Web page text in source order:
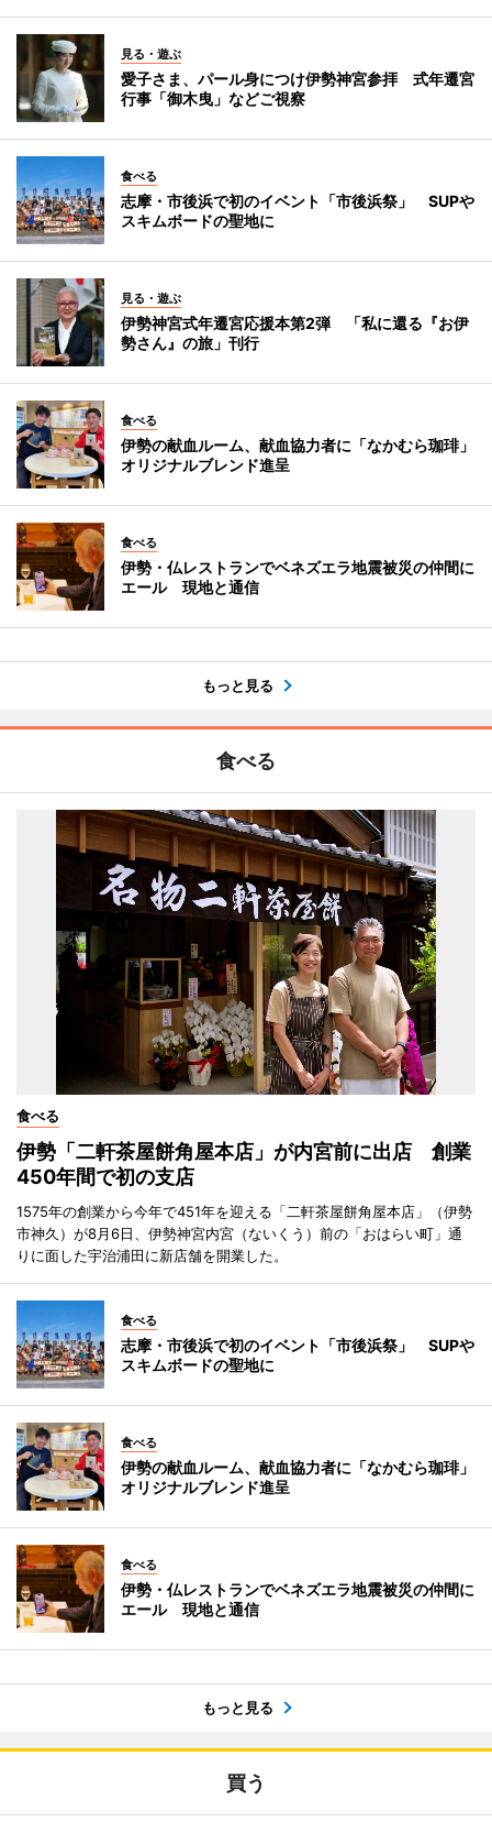
見る・遊ぶ
愛子さま、パール身につけ伊勢神宮参拝 式年遷宮
行事「御木曳」などご視察
食べる
志摩・市後浜で初のイベント「市後浜祭」 SUPや
スキムボードの聖地に
見る・遊ぶ
伊勢神宮式年遷宮応援本第2弾 「私に還る『お伊
勢さん』の旅」刊行
食べる
伊勢の献血ルーム、献血協力者に「なかむら珈琲」
オリジナルブレンド進呈
食べる
伊勢・仏レストランでベネズエラ地震被災の仲間に
エール 現地と通信
もっと見る
食べる
食べる
伊勢「二軒茶屋餅角屋本店」が内宮前に出店 創業
450年間で初の支店
1575年の創業から今年で451年を迎える「二軒茶屋餅角屋本店」（伊勢
市神久）が8月6日、伊勢神宮内宮（ないくう）前の「おはらい町」通
りに面した宇治浦田に新店舗を開業した。
食べる
志摩・市後浜で初のイベント「市後浜祭」 SUPや
スキムボードの聖地に
食べる
伊勢の献血ルーム、献血協力者に「なかむら珈琲」
オリジナルブレンド進呈
食べる
伊勢・仏レストランでベネズエラ地震被災の仲間に
エール 現地と通信
もっと見る
買う